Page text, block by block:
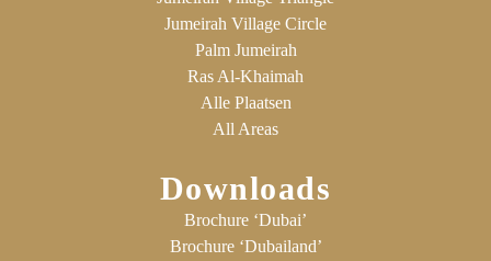
Jumeirah Village Circle
Palm Jumeirah
Ras Al-Khaimah
Alle Plaatsen
All Areas
Downloads
Brochure ‘Dubai’
Brochure ‘Dubailand’